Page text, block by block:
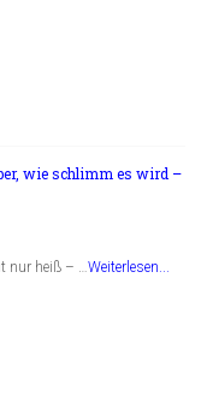
wie schlimm es wird –
nur heiß – …Weiterlesen...